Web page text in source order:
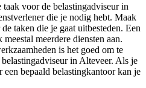
voor de belastingadviseur in
die je nodig hebt. Maak
taken die je gaat uitbesteden. Een
meerdere diensten aan.
is het goed om te
in Alteveer. Als je
bepaald belastingkantoor kan je